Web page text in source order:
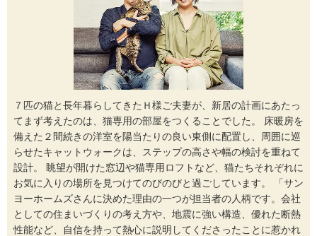
７匹の猫と長年暮らしてきたＨ様ご夫妻が、新居の計画にあたっ
てまず考えたのは、猫専用の部屋をつくることでした。 床暖房を
備えた２間続きの洋室を陽当たりの良い東側に配置し、周囲に巡
らせたキャットウォークは、ステップの高さや幅の検討を重ねて
設計。 眺望が開けた窓辺や猫専用ロフトなど、猫たちそれぞれに
お気に入りの場所を見つけてのびのびと過ごしています。 「サン
ヨーホームズさんに決めた理由の一つが担当者の人柄です。会社
としての住まいづくりの考え方や、地震に強い構造、優れた断熱
性能など、自信を持って熱心に説明してくださったことに惹かれ